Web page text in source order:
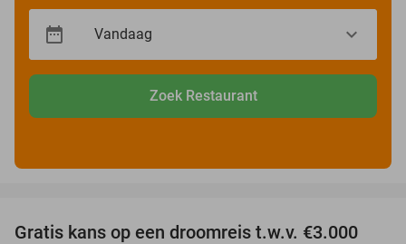
Zoek Restaurant
Gratis kans op een droomreis t.w.v. €3.000